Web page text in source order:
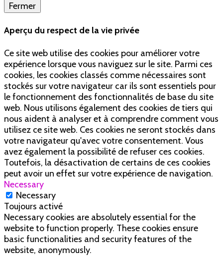
Fermer
Aperçu du respect de la vie privée
Ce site web utilise des cookies pour améliorer votre
expérience lorsque vous naviguez sur le site. Parmi ces
cookies, les cookies classés comme nécessaires sont
stockés sur votre navigateur car ils sont essentiels pour
le fonctionnement des fonctionnalités de base du site
web. Nous utilisons également des cookies de tiers qui
nous aident à analyser et à comprendre comment vous
utilisez ce site web. Ces cookies ne seront stockés dans
votre navigateur qu'avec votre consentement. Vous
avez également la possibilité de refuser ces cookies.
Toutefois, la désactivation de certains de ces cookies
peut avoir un effet sur votre expérience de navigation.
Necessary
Necessary
Toujours activé
Necessary cookies are absolutely essential for the
website to function properly. These cookies ensure
basic functionalities and security features of the
website, anonymously.